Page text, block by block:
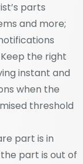
parts
and more;
the right
instant and
when the
threshold
part is in
part is out of